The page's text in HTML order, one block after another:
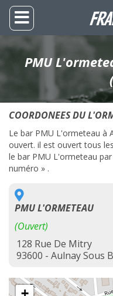
PMU
COORDONEES DU
Le bar PMU L'ormeteau à
ouvert. il est ouvert tous
le bar PMU L'ormeteau
numéro » .
PMU L'ORMETEAU
(Ouvert)
128 Rue De Mitry
93600 - Aulnay Sous